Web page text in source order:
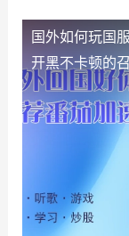
国外如何玩国
开黑不卡顿的